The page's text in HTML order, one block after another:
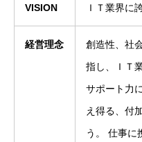
VISION ＩＴ業界に
経営理念
創造性、社
指し、ＩＴ
サポート力
え得る、付
う。 仕事に